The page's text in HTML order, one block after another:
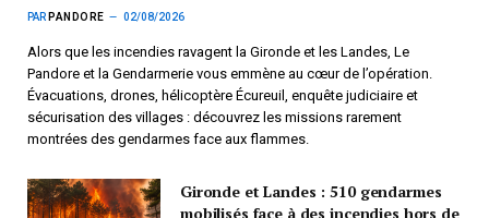
PAR PANDORE 02/08/2026
Alors que les incendies ravagent la Gironde et les Landes, Le
Pandore et la Gendarmerie vous emmène au cœur de l’opération.
Évacuations, drones, hélicoptère Écureuil, enquête judiciaire et
sécurisation des villages : découvrez les missions rarement
montrées des gendarmes face aux flammes.
Gironde et Landes : 510 gendarmes
mobilisés face à des incendies hors de